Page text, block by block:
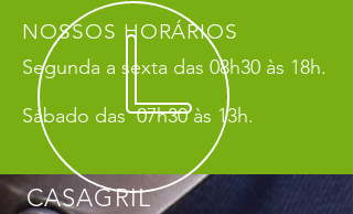
NOSSOS HORÁRIOS
Segunda a sexta das 08h30 às 18h.
Sábado das 07h30 às 13h.
CASAGRIL